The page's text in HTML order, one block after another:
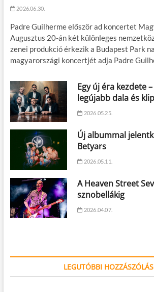
2026.06.30.
Padre Guilherme először ad koncertet
Augusztus 20-án két különleges
zenei produkció érkezik a Budapest Park
magyarországi koncertjét adja Padre
Egy új éra kezdete
legújabb dala és
2026.05.25.
Új albummal
Betyars
2026.05.11.
A Heaven Street
sznobellákig
2026.04.07.
LEGUTÓBBI